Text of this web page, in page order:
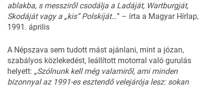
ablakba, s messzirőlcsodálja a Ladáját, Wartburgját,
Skodáját vagya „kis”Polskiját…” – írta a Magyar Hírlap,
1991. április
A Népszava sem tudott mást ajánlani, mint a józan,
szabályos közlekedést, leállított motorral való gurulás
helyett: „Szólnunkkellmég valamiről, amiminden
bizonnyalaz 1991-es esztendő velejárója lesz: sokan